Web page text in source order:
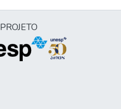
PROJETO